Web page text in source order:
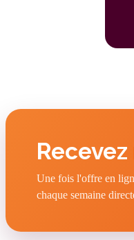
Une fois l'offre en
chaque semaine